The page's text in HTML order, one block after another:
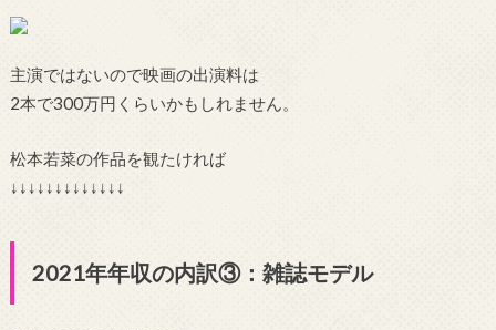
主演ではないので映画の出演料は
2本で300万円くらいかもしれません。
松本若菜の作品を観たければ
↓↓↓↓↓↓↓↓↓↓↓↓↓
2021年年収の内訳③：雑誌モデル